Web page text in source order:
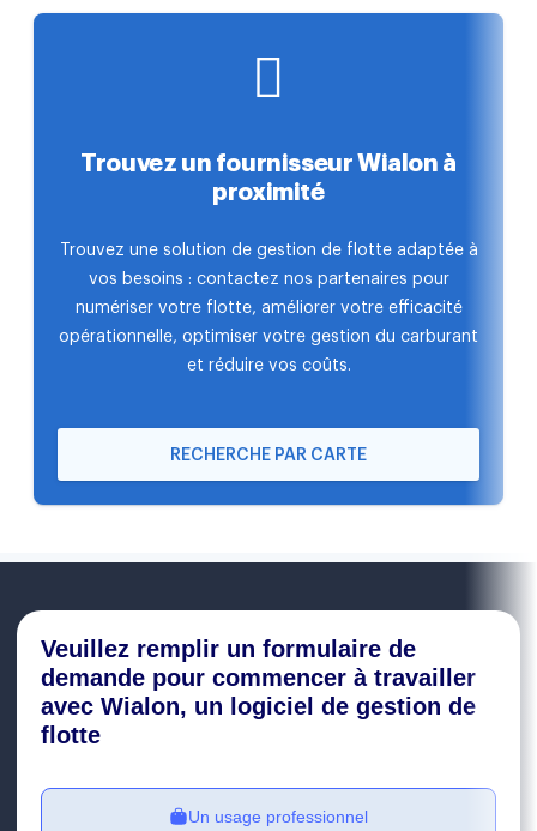
Trouvez un fournisseur Wialon à
proximité
Trouvez une solution de gestion de flotte adaptée à
vos besoins : contactez nos partenaires pour
numériser votre flotte, améliorer votre efficacité
opérationnelle, optimiser votre gestion du carburant
et réduire vos coûts.
RECHERCHE PAR CARTE